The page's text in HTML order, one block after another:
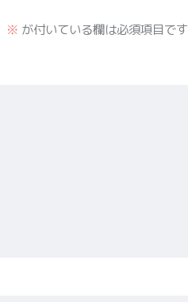
※ が付いている欄は必須項目です